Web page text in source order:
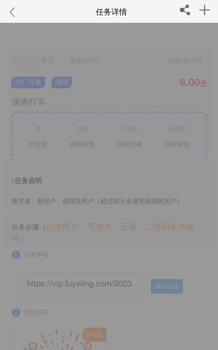
任务详情
大厂任务 滴滴 6.00元
滴滴打车
任务说明
要求是：新用户，或回流用户（超过90天未使用滴滴的用户）
任务步骤（ 点击图片，可放大、还原，二维码长按保
存）
1 注意事项
复制链接
2 微信扫码
说明图